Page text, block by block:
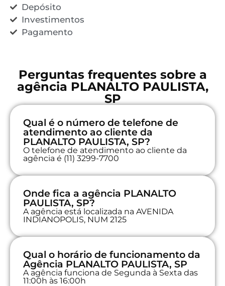
Depósito
Investimentos
Pagamento
Perguntas frequentes sobre a
agência PLANALTO PAULISTA,
SP
Qual é o número de telefone de
atendimento ao cliente da
PLANALTO PAULISTA, SP?
O telefone de atendimento ao cliente da
agência é (11) 3299-7700
Onde fica a agência PLANALTO
PAULISTA, SP?
A agência está localizada na AVENIDA
INDIANOPOLIS, NUM 2125
Qual o horário de funcionamento da
Agência PLANALTO PAULISTA, SP
A agência funciona de Segunda à Sexta das
11:00h às 16:00h